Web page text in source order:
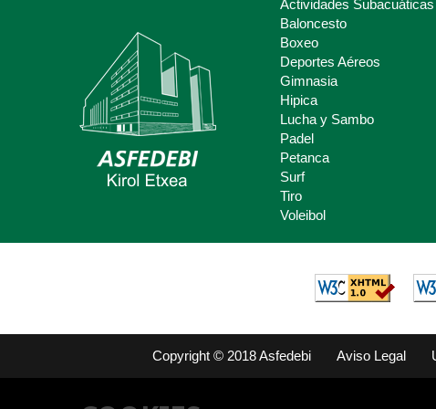
Deporte Escolar
Claves del deporte Escolar para
padres y madres.
Actividades Subacuáticas
Baloncesto
Boxeo
Deportes Aéreos
Gimnasia
Hipica
Lucha y Sambo
Padel
Petanca
Surf
Tiro
Voleibol
Copyright © 2018 Asfedebi Aviso Legal